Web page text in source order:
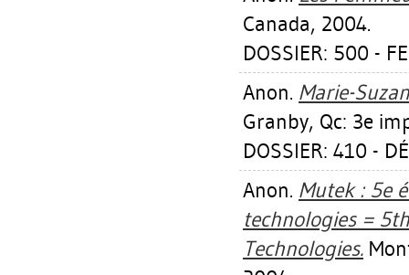
Canada, 2004.
DOSSIER: 500 -
Anon. Marie-
Granby, Qc: 3e
DOSSIER: 410 -
Anon. Mutek : 5e
technologies =
Technologies.